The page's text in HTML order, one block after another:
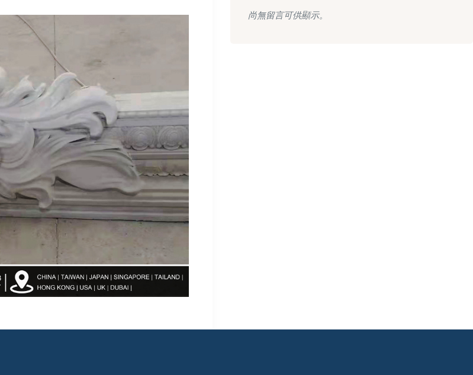
尚無留言可供顯示。